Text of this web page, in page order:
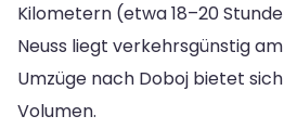
Kilometern (etwa 18–20
Neuss liegt verkehrsgünstig
Umzüge nach Doboj bietet
Volumen.